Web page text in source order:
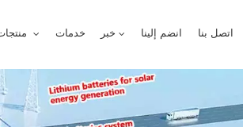
خدمات خبر انضم إلينا اتصل بنا